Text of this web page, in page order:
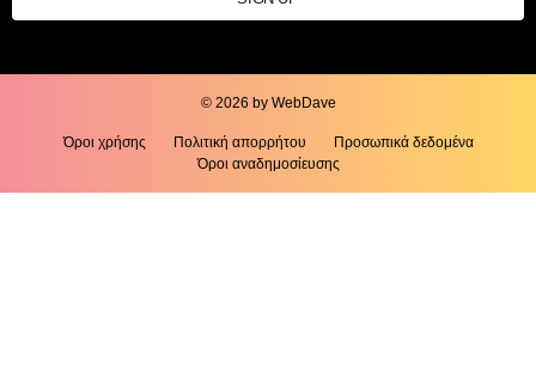
© 2026 by WebDave
Όροι χρήσης Πολιτική απορρήτου
Προσωπικά δεδομένα
Όροι αναδημοσίευσης